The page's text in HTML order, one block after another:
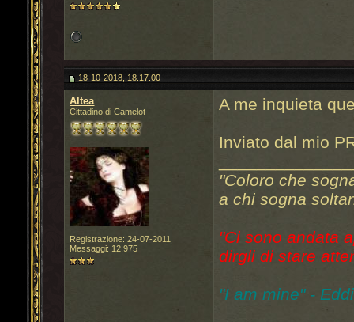
18-10-2018, 18.17.00
Altea
Cittadino di Camelot
Registrazione: 24-07-2011
Messaggi: 12,975
A me inquieta
Inviato dal mio
"Coloro che
a chi sogna
"Ci sono andata
dirgli di stare
"I am mine" -